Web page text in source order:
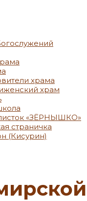
храма
храм
«ЗЁРНЫШКО»
страничка
(Кисурин)